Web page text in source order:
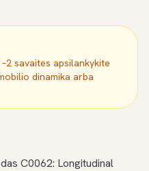
savaites apsilankykite
dinamika arba
C0062: Longitudinal